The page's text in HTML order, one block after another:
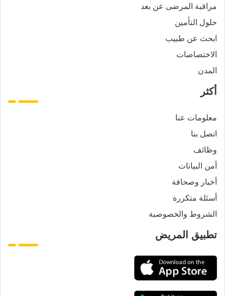
مراقبة المرضى عن بعد
حلول التأمين
ابحث عن طبيب
الاختصاصات
المدن
أكثر
معلومات عنا
اتصل بنا
وظائف
أمن البيانات
أخبار وصحافة
أسئلة متكررة
الشروط والخصوصية
تطبيق المريض